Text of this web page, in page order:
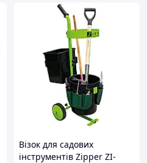
Візок для садових
інструментів Zipper ZI-